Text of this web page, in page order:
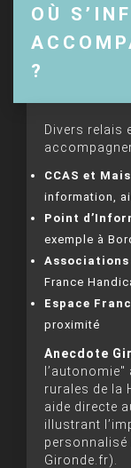
OÙ
?
Divers relais
CCAS et
information,
Point
exemple à
Associations
France
Espace
proximité
Anecdote
rurales de la
aide directe
illustrant
personnalisé
Gironde.fr).